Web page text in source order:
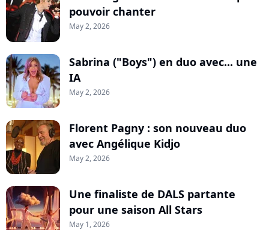
pouvoir chanter
May 2, 2026
Sabrina ("Boys") en duo avec... une
IA
May 2, 2026
Florent Pagny : son nouveau duo
avec Angélique Kidjo
May 2, 2026
Une finaliste de DALS partante
pour une saison All Stars
May 1, 2026